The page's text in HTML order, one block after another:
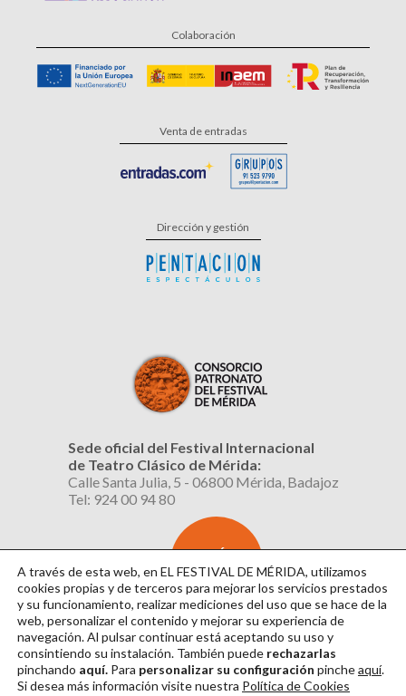
Colaboración
Venta de entradas
Dirección y gestión
Sede oficial del Festival Internacional
de Teatro Clásico de Mérida:
Calle Santa Julia, 5 - 06800 Mérida, Badajoz
Tel: 924 00 94 80
SUSCRÍBETE
AL BOLETÍN
A través de esta web, en EL FESTIVAL DE MÉRIDA, utilizamos
cookies propias y de terceros para mejorar los servicios prestados
y su funcionamiento, realizar mediciones del uso que se hace de la
web, personalizar el contenido y mejorar su experiencia de
navegación. Al pulsar continuarestá aceptando su uso y
consintiendo su instalación. También puede rechazarlas
pinchando aquí. Para personalizar su configuración pincheaquí.
Si desea más información visite nuestra Política de Cookies